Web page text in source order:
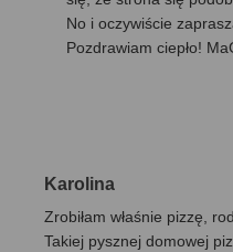
No i oczywiście
Pozdrawiam ciepło!
Karolina
Zrobiłam właśnie pizzę,
Takiej pysznej domowej